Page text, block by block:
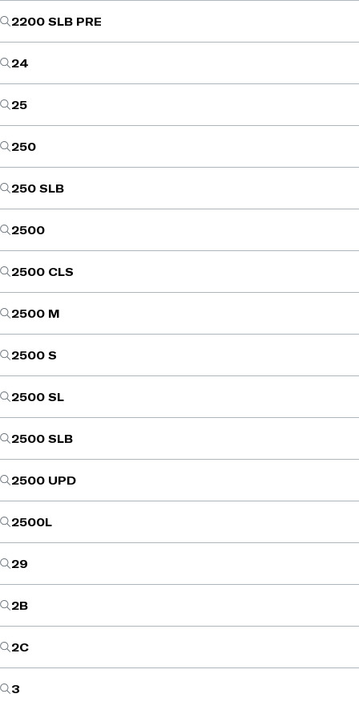
2200 SLB PRE
24
25
250
250 SLB
2500
2500 CLS
2500 M
2500 S
2500 SL
2500 SLB
2500 UPD
2500L
29
2B
2C
3